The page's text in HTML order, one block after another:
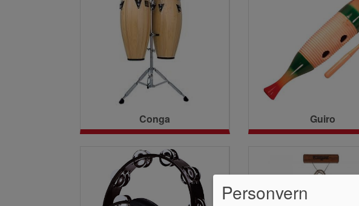
Conga Guiro
Personvern